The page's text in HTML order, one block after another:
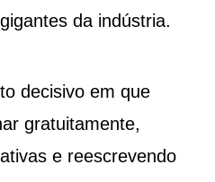
da indústria.
decisivo em que
gratuitamente,
e reescrevendo